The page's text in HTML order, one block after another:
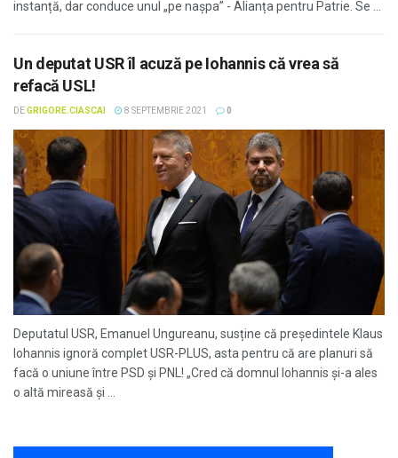
instanță, dar conduce unul „pe nașpa” - Alianța pentru Patrie. Se ...
Un deputat USR îl acuză pe Iohannis că vrea să
refacă USL!
DEGRIGORE.CIASCAI 8 SEPTEMBRIE 2021 0
Deputatul USR, Emanuel Ungureanu, susține că președintele Klaus
Iohannis ignoră complet USR-PLUS, asta pentru că are planuri să
facă o uniune între PSD și PNL! „Cred că domnul Iohannis și-a ales
o altă mireasă și ...